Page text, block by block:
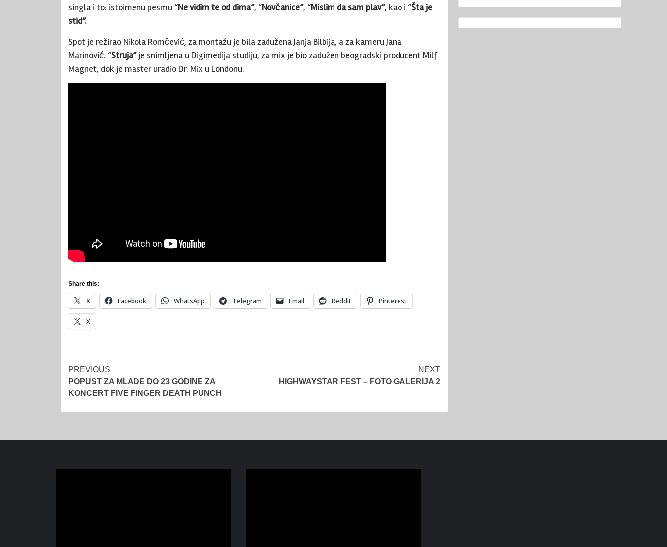
singla i to: istoimenu pesmu “Ne vidim te od dima”, “Novčanice”, “Mislim da sam plav”, kao i “Šta je
stid”.
Spot je režirao Nikola Romčević, za montažu je bila zadužena Janja Bilbija, a za kameru Jana
Marinović. “Struja”je snimljena u Digimedija studiju, za mix je bio zadužen beogradski producent Milf
Magnet, dok je master uradio Dr. Mix u Londonu.
Share this:
X Facebook WhatsApp Telegram Email Reddit Pinterest
X
Post
navigation
PREVIOUS
POPUST ZA MLADE DO 23 GODINE ZA
KONCERT FIVE FINGER DEATH PUNCH
NEXT
HIGHWAYSTAR FEST – FOTO GALERIJA 2